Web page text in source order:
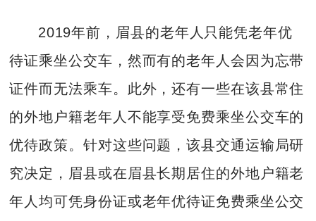
2019年前，眉县的老年人只能凭老年优
待证乘坐公交车，然而有的老年人会因为忘带
证件而无法乘车。此外，还有一些在该县常住
的外地户籍老年人不能享受免费乘坐公交车的
优待政策。针对这些问题，该县交通运输局研
究决定，眉县或在眉县长期居住的外地户籍老
年人均可凭身份证或老年优待证免费乘坐公交